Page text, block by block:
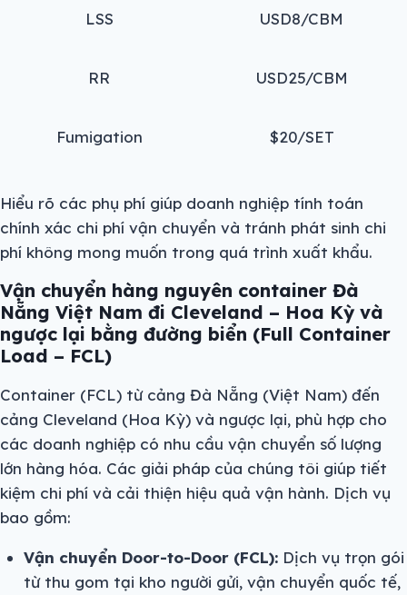
LSS USD8/CBM
RR USD25/CBM
Fumigation $20/SET
Hiểu rõ các phụ phí giúp doanh nghiệp tính toán
chính xác chi phí vận chuyển và tránh phát sinh chi
phí không mong muốn trong quá trình xuất khẩu.
Vận chuyển hàng nguyên container Đà
Nẵng Việt Nam đi Cleveland – Hoa Kỳ và
ngược lại bằng đường biển (Full Container
Load – FCL)
Container (FCL) từ cảng Đà Nẵng (Việt Nam) đến
cảng Cleveland (Hoa Kỳ) và ngược lại, phù hợp cho
các doanh nghiệp có nhu cầu vận chuyển số lượng
lớn hàng hóa. Các giải pháp của chúng tôi giúp tiết
kiệm chi phí và cải thiện hiệu quả vận hành. Dịch vụ
bao gồm:
Vận chuyển Door-to-Door (FCL):Dịch vụ trọn gói
từ thu gom tại kho người gửi, vận chuyển quốc tế,